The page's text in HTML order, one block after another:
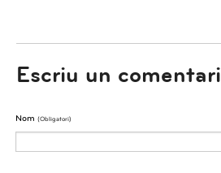
Escriu un comentari
Nom (obligatori)